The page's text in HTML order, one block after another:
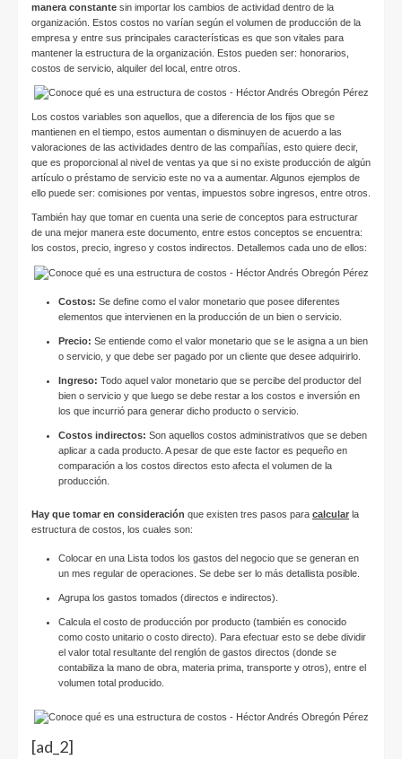
manera constante sin importar los cambios de actividad dentro de la
organización. Estos costos no varían según el volumen de producción de la
empresa y entre sus principales características es que son vitales para
mantener la estructura de la organización. Estos pueden ser: honorarios,
costos de servicio, alquiler del local, entre otros.
Los costos variables son aquellos, que a diferencia de los fijos que se
mantienen en el tiempo, estos aumentan o disminuyen de acuerdo a las
valoraciones de las actividades dentro de las compañías, esto quiere decir,
que es proporcional al nivel de ventas ya que si no existe producción de algún
artículo o préstamo de servicio este no va a aumentar. Algunos ejemplos de
ello puede ser: comisiones por ventas, impuestos sobre ingresos, entre otros.
También hay que tomar en cuenta una serie de conceptos para estructurar
de una mejor manera este documento, entre estos conceptos se encuentra:
los costos, precio, ingreso y costos indirectos. Detallemos cada uno de ellos:
Costos: Se define como el valor monetario que posee diferentes
elementos que intervienen en la producción de un bien o servicio.
Precio: Se entiende como el valor monetario que se le asigna a un bien
o servicio, y que debe ser pagado por un cliente que desee adquirirlo.
Ingreso: Todo aquel valor monetario que se percibe del productor del
bien o servicio y que luego se debe restar a los costos e inversión en
los que incurrió para generar dicho producto o servicio.
Costos indirectos: Son aquellos costos administrativos que se deben
aplicar a cada producto. A pesar de que este factor es pequeño en
comparación a los costos directos esto afecta el volumen de la
producción.
Hay que tomar en consideración que existen tres pasos para calcular la
estructura de costos, los cuales son:
Colocar en una Lista todos los gastos del negocio que se generan en
un mes regular de operaciones. Se debe ser lo más detallista posible.
Agrupa los gastos tomados (directos e indirectos).
Calcula el costo de producción por producto (también es conocido
como costo unitario o costo directo). Para efectuar esto se debe dividir
el valor total resultante del renglón de gastos directos (donde se
contabiliza la mano de obra, materia prima, transporte y otros), entre el
volumen total producido.
[ad_2]